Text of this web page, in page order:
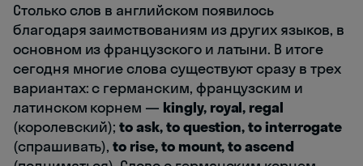
Столько слов в английском появилось
благодаря заимствованиям из других языков, в
основном из французского и латыни. В итоге
сегодня многие слова существуют сразу в трех
вариантах: с германским, французским и
латинском корнем — kingly, royal, regal
(королевский);to ask, to question, to interrogate
(спрашивать),to rise, to mount, to ascend